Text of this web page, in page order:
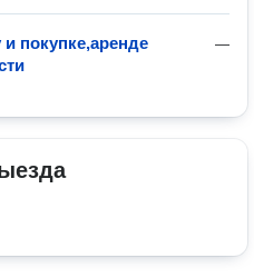
—
и покупке,аренде